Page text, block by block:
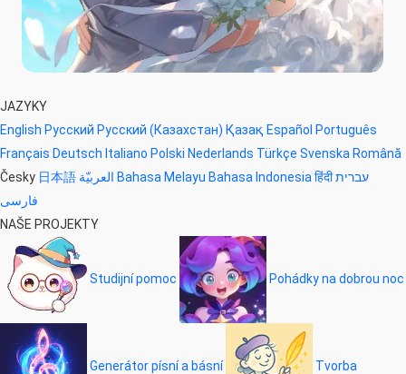
JAZYKY
English Русский Русский (Казахстан) Қазақ Español Português
Français Deutsch Italiano Polski Nederlands Türkçe Svenska Română
Česky 日本語 Bahasa Melayu Bahasa Indonesia हिंदीעברית
فارسی
NAŠE PROJEKTY
Studijní pomoc Pohádky na dobrou noc
Generátor písní a básní Tvorba